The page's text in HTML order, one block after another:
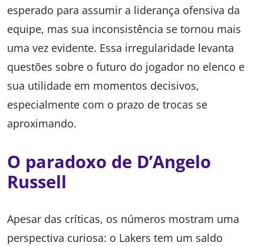
esperado para assumir a liderança ofensiva da
equipe, mas sua inconsistência se tornou mais
uma vez evidente. Essa irregularidade levanta
questões sobre o futuro do jogador no elenco e
sua utilidade em momentos decisivos,
especialmente com o prazo de trocas se
aproximando.
O paradoxo de D’Angelo
Russell
Apesar das críticas, os números mostram uma
perspectiva curiosa: o Lakers tem um saldo